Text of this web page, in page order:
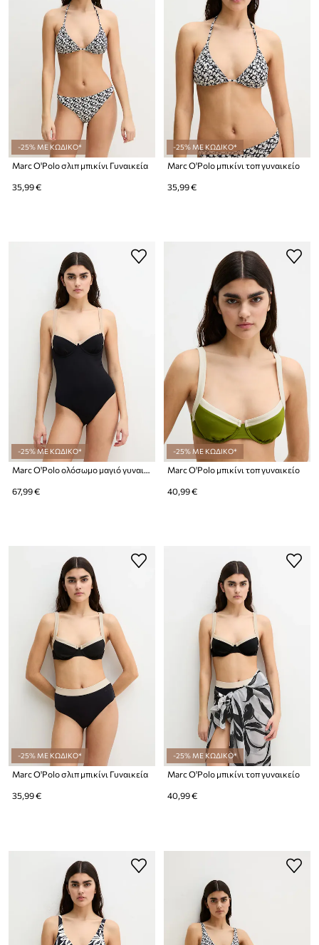
-25% ΜΕ ΚΩΔΙΚΟ*
Marc O'Polo σλιπ μπικίνι Γυναικεία
35,99 €
-25% ΜΕ ΚΩΔΙΚΟ*
Marc O'Polo μπικίνι τοπ γυναικείο
35,99 €
-25% ΜΕ ΚΩΔΙΚΟ*
Marc O'Polo ολόσωμο μαγιό γυναικείο
67,99 €
-25% ΜΕ ΚΩΔΙΚΟ*
Marc O'Polo μπικίνι τοπ γυναικείο
40,99 €
-25% ΜΕ ΚΩΔΙΚΟ*
Marc O'Polo σλιπ μπικίνι Γυναικεία
35,99 €
-25% ΜΕ ΚΩΔΙΚΟ*
Marc O'Polo μπικίνι τοπ γυναικείο
40,99 €